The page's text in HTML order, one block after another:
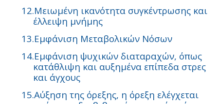
12.Μειωμένη ικανότητα συγκέντρωσης και
έλλειψη μνήμης
13.Εμφάνιση Μεταβολικών Νόσων
14.Εμφάνιση ψυχικών διαταραχών, όπως
κατάθλιψη και αυξημένα επίπεδα στρες
και άγχους
15.Αύξηση της όρεξης, η όρεξη ελέγχεται